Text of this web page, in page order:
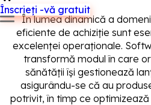
Înscrieți -vă gratuit
În lumea dinamică a
eficiente de achiziție sunt
excelenței operaționale.
transformă modul în care
sănătății își gestionează
asigurându-se că au
potrivit, în timp ce